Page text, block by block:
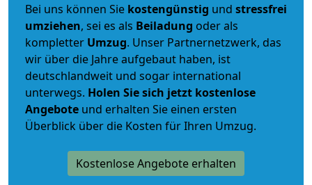
Bei uns können Sie kostengünstig und stressfrei
umziehen, sei es als Beiladung oder als
kompletter Umzug. Unser Partnernetzwerk, das
wir über die Jahre aufgebaut haben, ist
deutschlandweit und sogar international
unterwegs. Holen Sie sich jetzt kostenlose
Angebote und erhalten Sie einen ersten
Überblick über die Kosten für Ihren Umzug.
Kostenlose Angebote erhalten